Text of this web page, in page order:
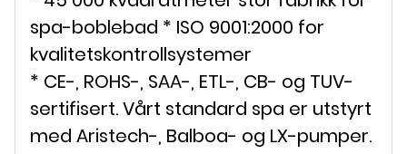
spa-boblebad * ISO 9001:2000 for
kvalitetskontrollsystemer
* CE-, ROHS-, SAA-, ETL-, CB- og TUV-
sertifisert. Vårt standard spa er utstyrt
med Aristech-, Balboa- og LX-pumper.